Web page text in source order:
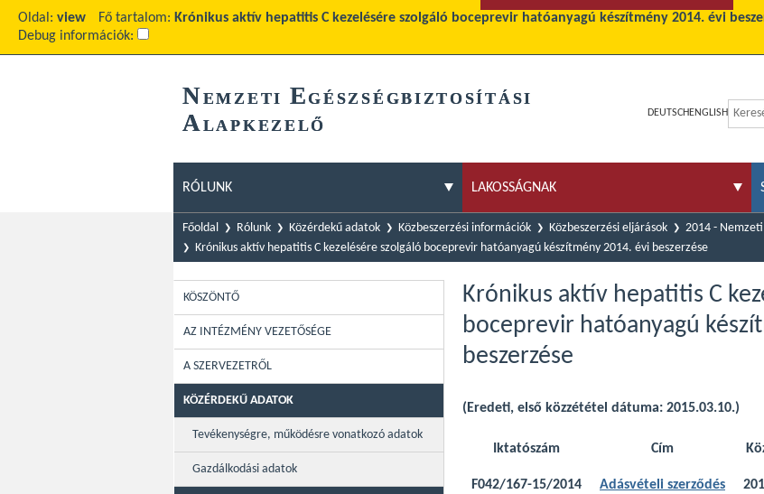
Oldal: view Fő tartalom: Krónikus aktív hepatitis C kezelésére szolgáló boceprevir hatóanyagú készítmény 2014. évi
Debug információk:
NEMZETI EGÉSZSÉGBIZTOSÍTÁSI
ALAPKEZELŐ
DEUTSCH ENGLISH
RÓLUNK LAKOSSÁGNAK
Főoldal Rólunk Közérdekű adatok Közbeszerzési információk Közbeszerzési eljárások
2014 -
Krónikus aktív hepatitis C kezelésére szolgáló boceprevir hatóanyagú készítmény 2014. évi beszerzése
KÖSZÖNTŐ
AZ INTÉZMÉNY VEZETŐSÉGE
A SZERVEZETRŐL
KÖZÉRDEKŰ ADATOK
Tevékenységre, működésre vonatkozó adatok
Gazdálkodási adatok
Krónikus aktív hepatitis C
boceprevir hatóanyagú
beszerzése
(Eredeti, első közzététel dátuma: 2015.03.10.)
Iktatószám Cím
F042/167-15/2014 Adásvételi szerződés